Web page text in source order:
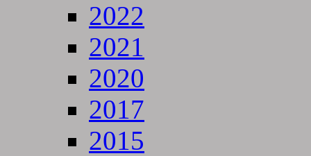
2022
2021
2020
2017
2015